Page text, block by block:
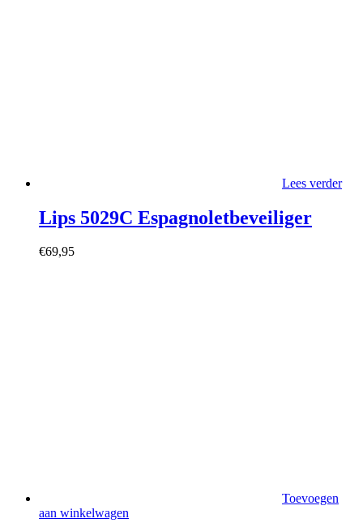
Lees verder
Lips 5029C Espagnoletbeveiliger
€69,95
Toevoegen
aan winkelwagen